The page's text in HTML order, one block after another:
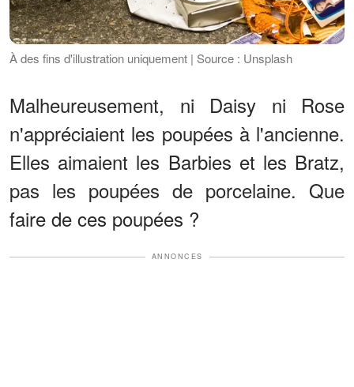
À des fins d'illustration uniquement | Source : Unsplash
Malheureusement, ni Daisy ni Rose
n'appréciaient les poupées à l'ancienne.
Elles aimaient les Barbies et les Bratz,
pas les poupées de porcelaine. Que
faire de ces poupées ?
ANNONCES